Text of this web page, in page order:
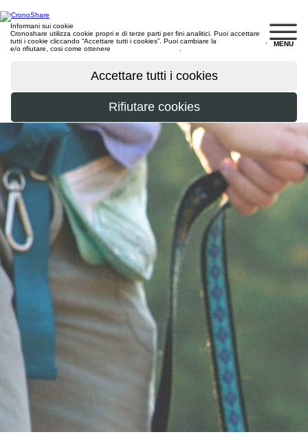
MENU
Informani sui cookie
Cronoshare utilizza cookie propri e di terze parti per fini analitici. Puoi accettare
tutti i cookie cliccando “Accettare tutti i cookies”. Puoi cambiare la
e/o rifiutare, cosi come ottenere